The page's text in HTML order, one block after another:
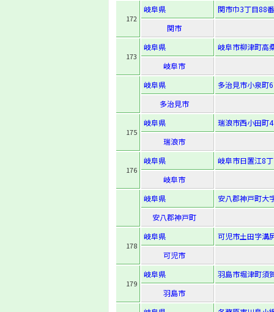
172
岐阜県
関市巾3丁目88
関市
173
岐阜県
岐阜市柳津町高
岐阜市
岐阜県
多治見市小泉町
多治見市
175
岐阜県
瑞浪市西小田町
瑞浪市
176
岐阜県
岐阜市日置江8
岐阜市
岐阜県
安八郡神戸町大
安八郡神戸町
178
岐阜県
可児市土田字溝
可児市
179
岐阜県
羽島市堀津町須
羽島市